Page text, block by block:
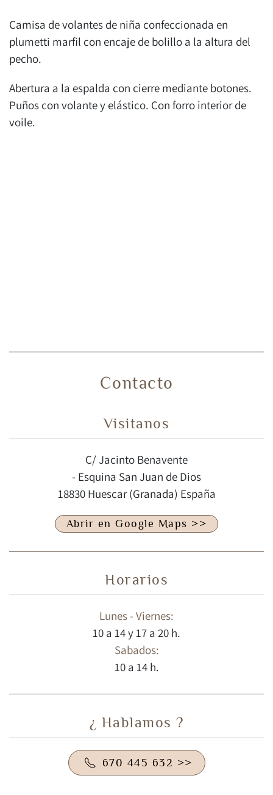
Camisa de volantes de niña confeccionada en
plumetti marfil con encaje de bolillo a la altura del
pecho.
Abertura a la espalda con cierre mediante botones.
Puños con volante y elástico. Con forro interior de
voile.
Contacto
Visitanos
C/ Jacinto Benavente
- Esquina San Juan de Dios
18830 Huescar (Granada) España
Abrir en Google Maps >>
Horarios
Lunes - Viernes:
10 a 14 y 17 a 20 h.
Sabados:
10 a 14 h.
¿ Hablamos ?
670 445 632 >>